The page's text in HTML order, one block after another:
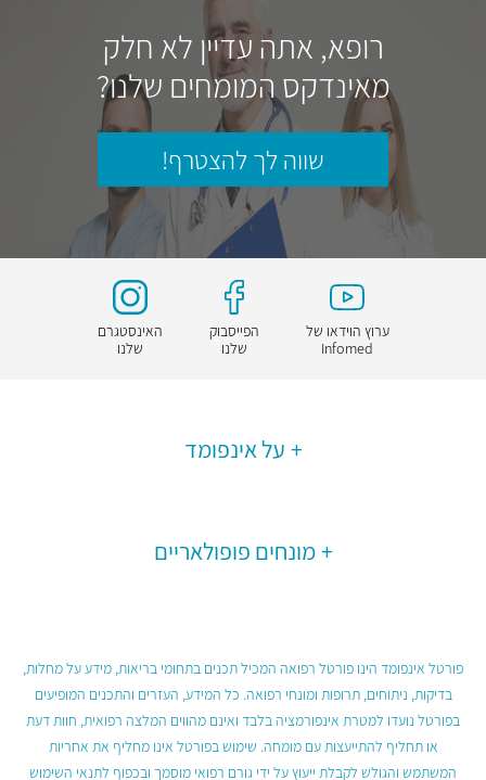
רופא, אתה עדיין לא חלק
מאינדקס המומחים שלנו?
שווה לך להצטרף!
ערוץ הוידאו של
Infomed
הפייסבוק
שלנו
האינסטגרם
שלנו
על אינפומד
מונחים פופולאריים
פורטל אינפומד הינו פורטל רפואה המכיל תכנים בתחומי בריאות, מידע על מחלות,
בדיקות, ניתוחים, תרופות ומונחי רפואה. כל המידע, העזרים והתכנים המופיעים
בפורטל נועדו למטרת אינפורמציה בלבד ואינם מהווים המלצה רפואית, חוות דעת
או תחליף להתייעצות עם מומחה. שימוש בפורטל אינו מחליף את אחריות
המשתמש והגולש לקבלת ייעוץ על ידי גורם רפואי מוסמך ובכפוף לתנאי השימוש